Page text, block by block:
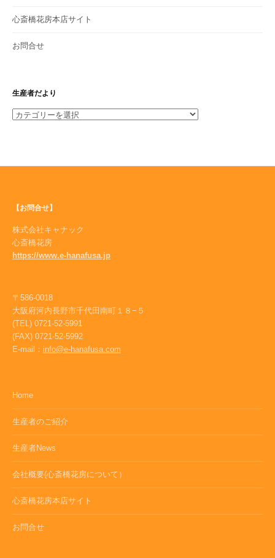
心斎橋花房本店サイト
お問合せ
生産者だより
生
よ
【お問合せ】
株式会社キャナック
心斎橋花房
https://www.e-hanafusa.jp
〒586-0018
大阪府河内長野市千代田南町１８−５
(TEL) 0721-52-5991
(FAX) 0721-52-5992
E-mail： info@e-hanafusa.com
Home
生産者のご紹介
生産者News
会社概要(心斎橋花房について）
心斎橋花房本店サイト
お問合せ